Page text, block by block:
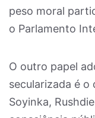
peso moral
o Parlamento
O outro papel
secularizada é o
Soyinka,